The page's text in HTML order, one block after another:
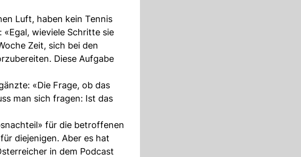
Luft, haben kein Tennis
«Egal, wieviele Schritte sie
Zeit, sich bei den
Diese Aufgabe
«Die Frage, ob das
man sich fragen: Ist das
für die betroffenen
diejenigen. Aber es hat
in dem Podcast